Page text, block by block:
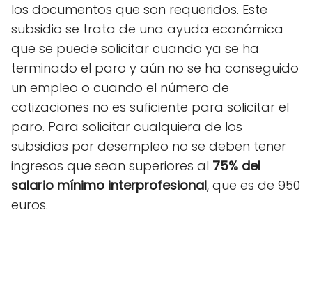
los documentos que son requeridos. Este
subsidio se trata de una ayuda económica
que se puede solicitar cuando ya se ha
terminado el paro y aún no se ha conseguido
un empleo o cuando el número de
cotizaciones no es suficiente para solicitar el
paro. Para solicitar cualquiera de los
subsidios por desempleo no se deben tener
ingresos que sean superiores al 75% del
salario mínimo interprofesional, que es de 950
euros.